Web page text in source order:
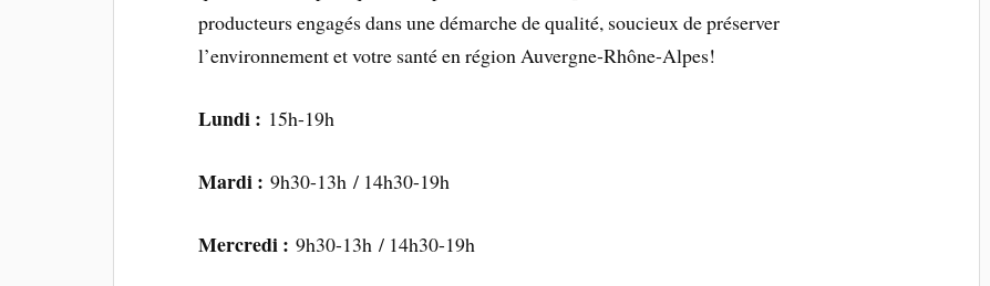
producteurs engagés dans une démarche de qualité, soucieux de préserver
l’environnement et votre santé en région Auvergne-Rhône-Alpes!
Lundi : 15h-19h
Mardi : 9h30-13h / 14h30-19h
Mercredi : 9h30-13h / 14h30-19h